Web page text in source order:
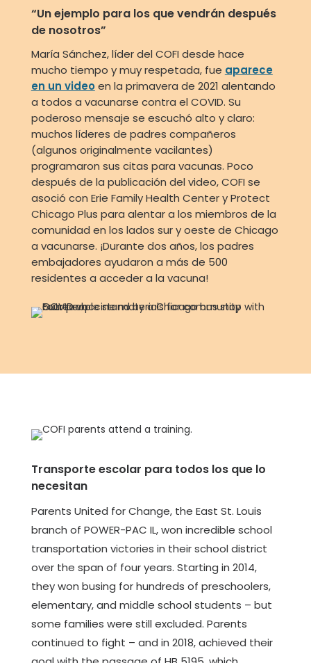
“Un ejemplo para los que vendrán después
de nosotros”
María Sánchez, líder del COFI desde hace
mucho tiempo y muy respetada, fue aparece
en un videoen la primavera de 2021 alentando
a todos a vacunarse contra el COVID. Su
poderoso mensaje se escuchó alto y claro:
muchos líderes de padres compañeros
(algunos originalmente vacilantes)
programaron sus citas para vacunas. Poco
después de la publicación del video, COFI se
asoció con Erie Family Health Center y Protect
Chicago Plus para alentar a los miembros de la
comunidad en los lados sur y oeste de Chicago
a vacunarse. ¡Durante dos años, los padres
embajadores ayudaron a más de 500
residentes a acceder a la vacuna!
Transporte escolar para todos los que lo
necesitan
Parents United for Change, the East St. Louis
branch of POWER-PAC IL, won incredible school
transportation victories in their school district
over the span of four years. Starting in 2014,
they won busing for hundreds of preschoolers,
elementary, and middle school students – but
some families were still excluded. Parents
continued to fight – and in 2018, achieved their